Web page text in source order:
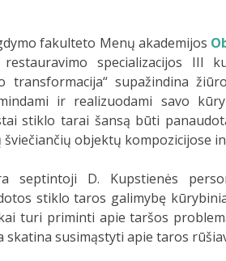
fakulteto Menų akademijos
specializacijos III
transformacija“ supažindina
ir realizuodami savo
stiklo tarai šansą būti
objektų kompozicijose
septintoji D. Kupstienės
stiklo taros galimybę
turi priminti apie taršos
skatina susimąstyti apie taros